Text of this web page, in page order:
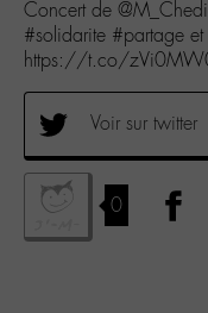
Concert de
#solidarite #partage
https://t.co/
Voir sur twitter
0